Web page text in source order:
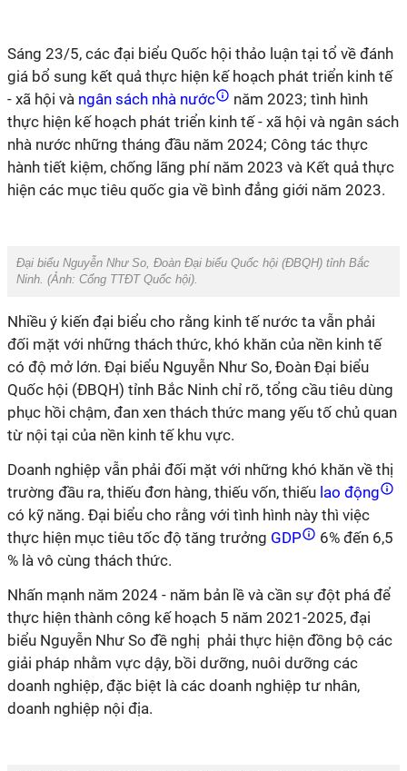
Sáng 23/5, các đại biểu Quốc hội thảo luận tại tổ về đánh
giá bổ sung kết quả thực hiện kế hoạch phát triển kinh tế
- xã hội và ngân sách nhà nước
năm 2023; tình hình
thực hiện kế hoạch phát triển kinh tế - xã hội và ngân sách
nhà nước những tháng đầu năm 2024; Công tác thực
hành tiết kiệm, chống lãng phí năm 2023 và Kết quả thực
hiện các mục tiêu quốc gia về bình đẳng giới năm 2023.
Đại biểu Nguyễn Như So, Đoàn Đại biểu Quốc hội (ĐBQH) tỉnh Bắc
Ninh. (Ảnh: Cổng TTĐT Quốc hội).
Nhiều ý kiến đại biểu cho rằng kinh tế nước ta vẫn phải
đối mặt với những thách thức, khó khăn của nền kinh tế
có độ mở lớn. Đại biểu Nguyễn Như So, Đoàn Đại biểu
Quốc hội (ĐBQH) tỉnh Bắc Ninh chỉ rõ, tổng cầu tiêu dùng
phục hồi chậm, đan xen thách thức mang yếu tố chủ quan
từ nội tại của nền kinh tế khu vực.
Doanh nghiệp vẫn phải đối mặt với những khó khăn về thị
trường đầu ra, thiếu đơn hàng, thiếu vốn, thiếu lao động
có kỹ năng. Đại biểu cho rằng với tình hình này thì việc
thực hiện mục tiêu tốc độ tăng trưởng GDP
6% đến 6,5
% là vô cùng thách thức.
Nhấn mạnh năm 2024 - năm bản lề và cần sự đột phá để
thực hiện thành công kế hoạch 5 năm 2021-2025, đại
biểu Nguyễn Như So đề nghị phải thực hiện đồng bộ các
giải pháp nhằm vực dậy, bồi dưỡng, nuôi dưỡng các
doanh nghiệp, đặc biệt là các doanh nghiệp tư nhân,
doanh nghiệp nội địa.